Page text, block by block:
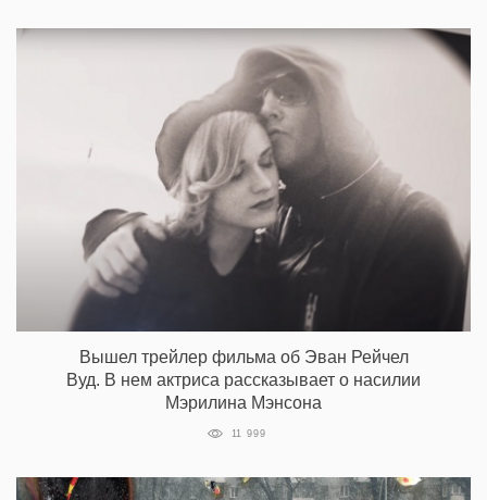
Вышел трейлер фильма об Эван Рейчел
Вуд. В нем актриса рассказывает о насилии
Мэрилина Мэнсона
11 999